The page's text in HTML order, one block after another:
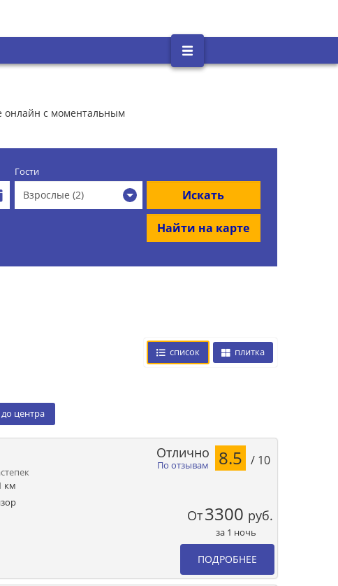
онлайн с моментальным
Гости
Взрослые (2) Искать
Найти на карте
список плитка
центра
км
По отзывам
Отлично 8.5 / 10
От3300 руб.
за 1 ночь
ПОДРОБНЕЕ